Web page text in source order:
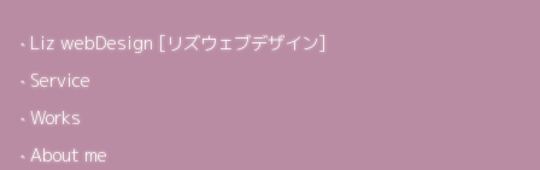
Liz webDesign [リズウェブデザイン]
Service
Works
About me